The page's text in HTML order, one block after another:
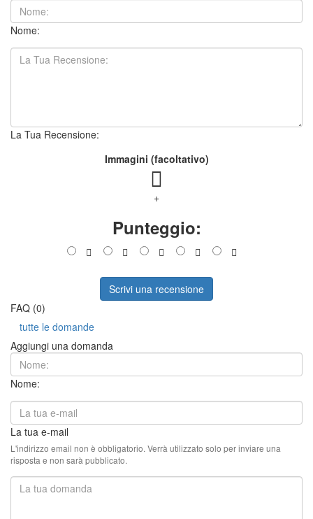
Nome:
La Tua Recensione:
Immagini (facoltativo)
+
Punteggio:
Scrivi una recensione
FAQ (0)
tutte le domande
Aggiungi una domanda
Nome:
La tua e-mail
L'indirizzo email non è obbligatorio. Verrà utilizzato solo per inviare una
risposta e non sarà pubblicato.